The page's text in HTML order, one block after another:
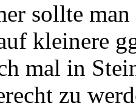
sollte
kleinere
mal in
zu